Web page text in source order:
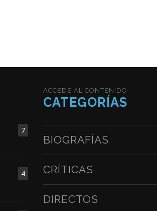
7
4
ACCEDE AL CONTENIDO
CATEGORÍAS
BIOGRAFÍAS
CRÍTICAS
DIRECTOS